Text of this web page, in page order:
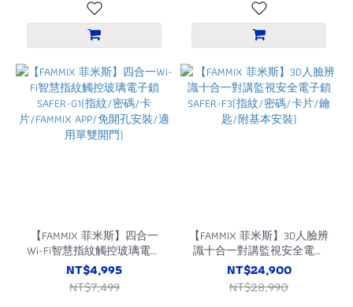
【FAMMIX 菲米斯】四合一
Wi-Fi智慧指紋觸控玻璃電子
鎖 SAFER-G1(指紋/密碼/卡
片/FAMMIX APP/免開孔安裝/
適用單雙開門)
NT$4,995
NT$7,499
【FAMMIX 菲米斯】3D人臉辨
識十合一對講監視安全電子
鎖SAFER-F3(指紋/密碼/卡
片/鑰匙/附基本安裝)
NT$24,900
NT$28,990